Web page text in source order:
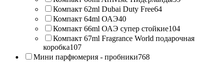
Компакт 62ml Dubai Duty Free64
Компакт 64ml ОАЭ40
Компакт 66ml ОАЭ супер стойкие104
Компакт 67ml Fragrance World подарочная
коробка107
Мини парфюмерия - пробники768